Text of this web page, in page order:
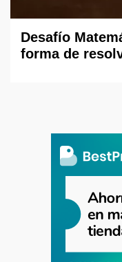
Desafío
forma de